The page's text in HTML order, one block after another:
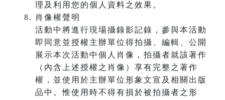
理及利用您的個人資料之效果。
肖像權聲明
活動中將進行現場攝錄影記錄，參與本活動
即同意並授權主辦單位得拍攝、編輯、公開
展示本次活動中個人肖像，拍攝者就該著作
（內含上述授權之肖像）享有完整之著作
權，並使用於主辦單位形象文宣及相關出版
品中。惟使用時不得有損於被拍攝者之形